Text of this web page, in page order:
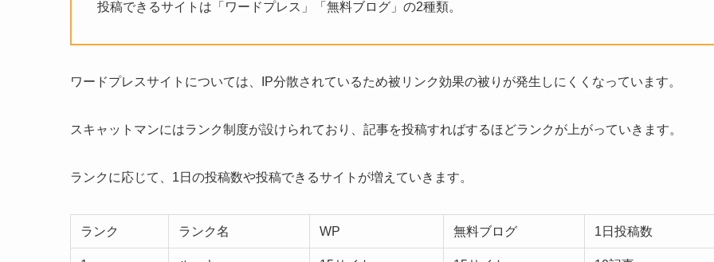
投稿できるサイトは「ワードプレス」「無料ブログ」の2種類。
ワードプレスサイトについては、IP分散されているため被リンク効果の被りが発生しにくくなっています。
スキャットマンにはランク制度が設けられており、記事を投稿すればするほどランクが上がっていきます。
ランクに応じて、1日の投稿数や投稿できるサイトが増えていきます。
ランク ランク名 WP 無料ブログ 1日投稿数